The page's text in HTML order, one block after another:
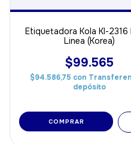
Etiquetadora Kola Kl-2316
Linea (Korea)
$99.565
$94.586,75 con
depósito